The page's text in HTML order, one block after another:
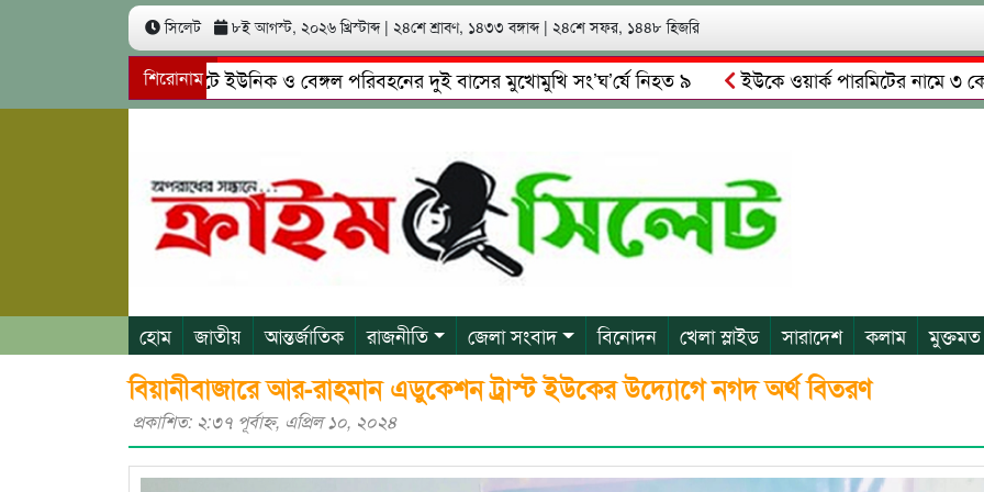
সিলেট ৮ই আগস্ট, ২০২৬ খ্রিস্টাব্দ | ২৪শে শ্রাবণ, ১৪৩৩ বঙ্গাব্দ | ২৪শে সফর, ১৪৪৮ হিজরি
শিরোনাম
সিলেটে ইউনিক ও বেঙ্গল পরিবহনের দুই বাসের মুখোমুখি সং’ঘ’র্ষে নিহত ৯ ইউকে ওয়ার্ক পারমিটের নামে ৩ কোটি ৬০
গোয়াইনঘাটে প্রেমের ফাঁদে তরুণী পাচার: মাদকাসক্ত রিমালকে গ্রেপ্তারের দাবি স্থানীয়দের
গোয়াইনঘাটে আলিম উদ্দিনের
হোম জাতীয় আন্তর্জাতিক রাজনীতি জেলা সংবাদ বিনোদন খেলা স্লাইড সারাদেশ কলাম মুক্তমত
বিয়ানীবাজারে আর-রাহমান এডুকেশন ট্রাস্ট ইউকের উদ্যোগে নগদ অর্থ বিতরণ
প্রকাশিত: ২:৩৭ পূর্বাহ্ণ, এপ্রিল ১০, ২০২৪